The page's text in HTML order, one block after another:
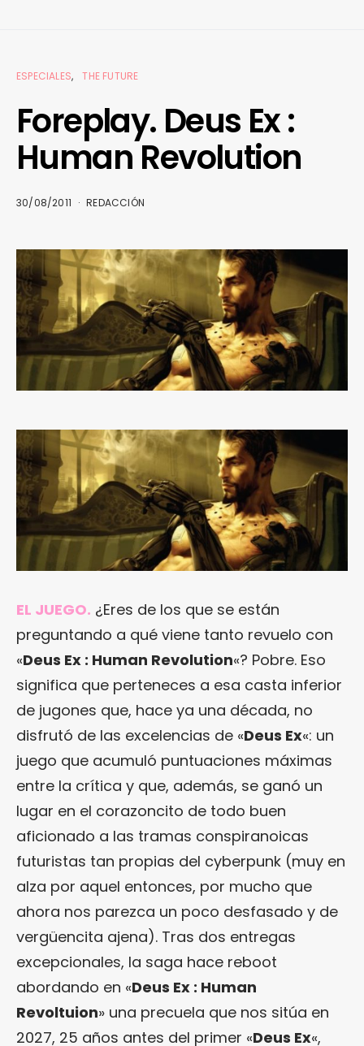
ESPECIALES THE FUTURE
Foreplay. Deus Ex :
Human Revolution
30/08/2011 REDACCIÓN
EL JUEGO. ¿Eres de los que se están
preguntando a qué viene tanto revuelo con
«Deus Ex : Human Revolution«? Pobre. Eso
significa que perteneces a esa casta inferior
de jugones que, hace ya una década, no
disfrutó de las excelencias de «Deus Ex«: un
juego que acumuló puntuaciones máximas
entre la crítica y que, además, se ganó un
lugar en el corazoncito de todo buen
aficionado a las tramas conspiranoicas
futuristas tan propias del cyberpunk (muy en
alza por aquel entonces, por mucho que
ahora nos parezca un poco desfasado y de
vergüencita ajena). Tras dos entregas
excepcionales, la saga hace reboot
abordando en «Deus Ex : Human
Revoltuion» una precuela que nos sitúa en
2027, 25 años antes del primer «Deus Ex«,